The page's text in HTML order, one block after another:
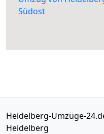
Südost
Heidelberg-Umzüge-
Heidelberg